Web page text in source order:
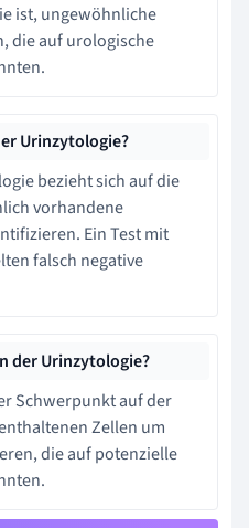
ist, ungewöhnliche
die auf urologische
Urinzytologie?
bezieht sich auf die
vorhandene
Ein Test mit
falsch negative
der Urinzytologie?
Schwerpunkt auf der
Zellen um
die auf potenzielle